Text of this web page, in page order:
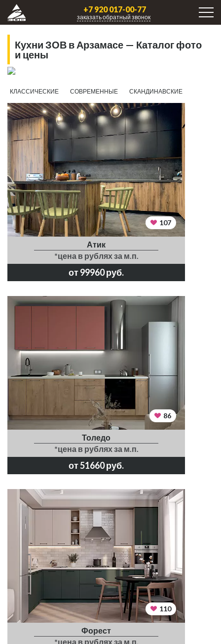
+7 920 017-00-77
заказать обратный звонок
Кухни ЗОВ в Арзамасе — Каталог фото
и цены
КЛАССИЧЕСКИЕ СОВРЕМЕННЫЕ СКАНДИНАВСКИЕ
107
Атик
*цена в рублях за м.п.
от 99960 руб.
86
Толедо
*цена в рублях за м.п.
от 51660 руб.
110
Форест
*цена в рублях за м.п.